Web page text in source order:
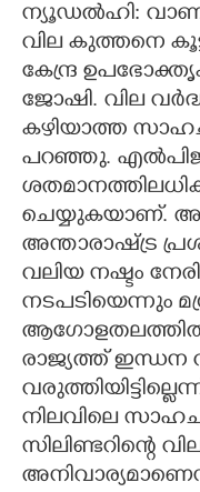
LITERATURE
ZOOM
CONTACT US
ന്യൂഡല്‍ഹി:
വില കുത്തനെ
കേന്ദ്ര
ജോഷി. വില
കഴിയാത്ത
പറഞ്ഞു.
ചെയ്യുകയാണ്.
അന്താരാഷ്ട്ര
വലിയ നഷ്ടം
നടപടിയെന്നും
ആഗോളതലത്തിൽ
രാജ്യത്ത് ഇന്ധന
നിലവിലെ
സിലിണ്ടറിന്റെ